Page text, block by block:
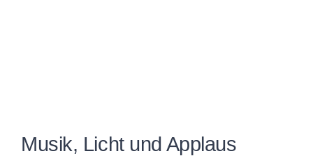
Musik, Licht und Applaus